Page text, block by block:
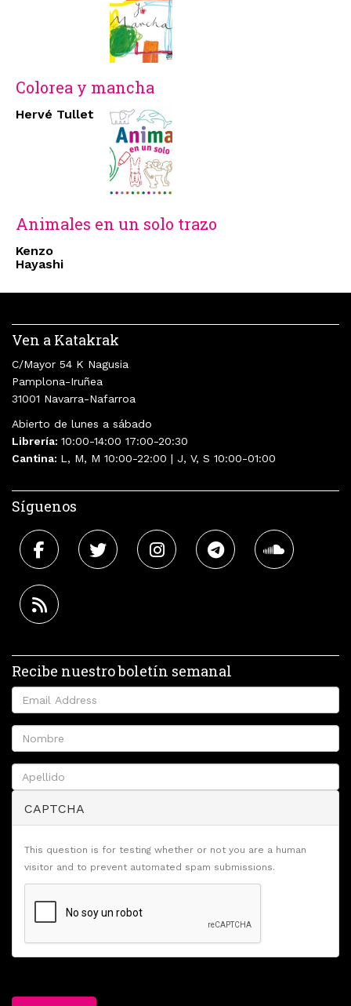
Colorea y mancha
Hervé Tullet
Animales en un solo trazo
Kenzo
Hayashi
Ven a Katakrak
C/Mayor 54 K Nagusia
Pamplona-Iruñea
31001 Navarra-Nafarroa
Abierto de lunes a sábado
Librería: 10:00-14:00 17:00-20:30
Cantina: L, M, M 10:00-22:00 | J, V, S 10:00-01:00
Síguenos
Recibe nuestro boletín semanal
CAPTCHA
This question is for testing whether or not you are a human
visitor and to prevent automated spam submissions.